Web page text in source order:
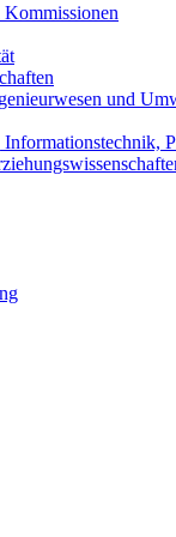
Kommissionen
und